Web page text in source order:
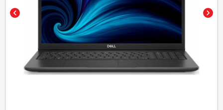
chevron_left chevron_right